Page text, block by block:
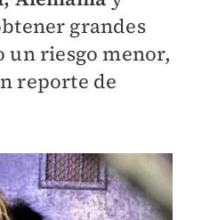
grandes
un riesgo menor,
reporte de